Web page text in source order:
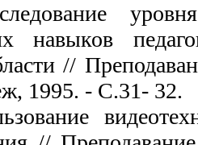
навыков
//
1995. - С.31- 32.